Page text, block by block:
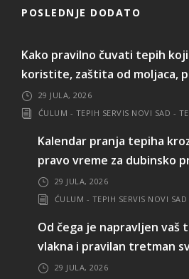
POSLEDNJE DODATO
Kako pravilno čuvati tepih
koristite, zaštita od moljaca,
29 JULA, 2026
ĆULUM - TEPIH SERVIS NOVI SAD -
Kalendar pranja tepiha
pravo vreme za dubinsko
29 JULA, 2026
ĆULUM - TEPIH SERVIS NOVI
Od čega je napravljen vaš
vlakna i pravilan tretman
29 JULA, 2026